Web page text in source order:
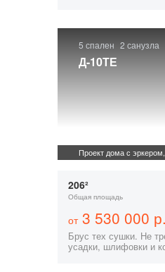
5 спален 2 санузла
Д-10ТЕ
Проект дома с
206²
Общая площадь
от3 530 000 р.
Брус тех сушки. Не
усадки, шлифовки и